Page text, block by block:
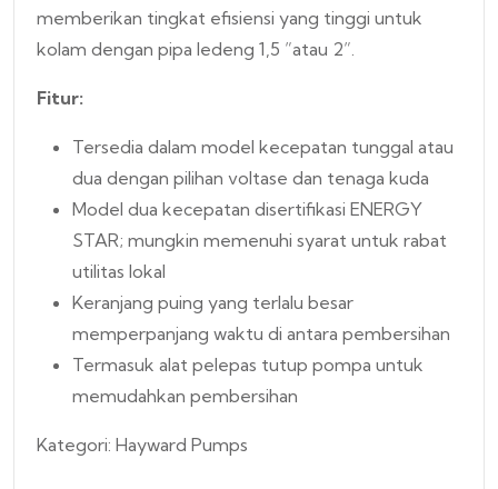
memberikan tingkat efisiensi yang tinggi untuk
kolam dengan pipa ledeng 1,5 ”atau 2”.
Fitur:
Tersedia dalam model kecepatan tunggal atau
dua dengan pilihan voltase dan tenaga kuda
Model dua kecepatan disertifikasi ENERGY
STAR; mungkin memenuhi syarat untuk rabat
utilitas lokal
Keranjang puing yang terlalu besar
memperpanjang waktu di antara pembersihan
Termasuk alat pelepas tutup pompa untuk
memudahkan pembersihan
Kategori: Hayward Pumps